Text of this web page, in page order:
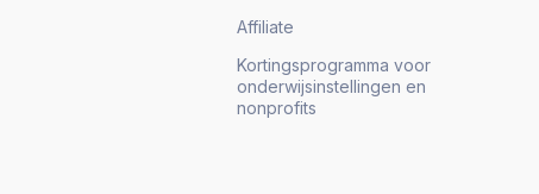
Affiliate
Kortingsprogramma voor
onderwijsinstellingen en
nonprofits